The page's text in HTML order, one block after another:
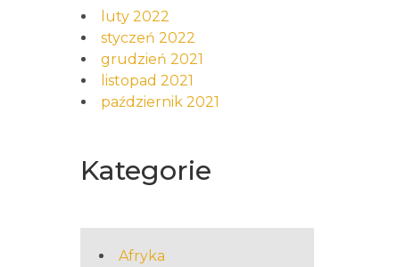
luty 2022
styczeń 2022
grudzień 2021
listopad 2021
październik 2021
Kategorie
Afryka